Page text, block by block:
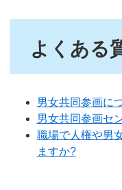
よくある
男女共同参画に
男女共同参画セ
職場で人権や男
ますか?